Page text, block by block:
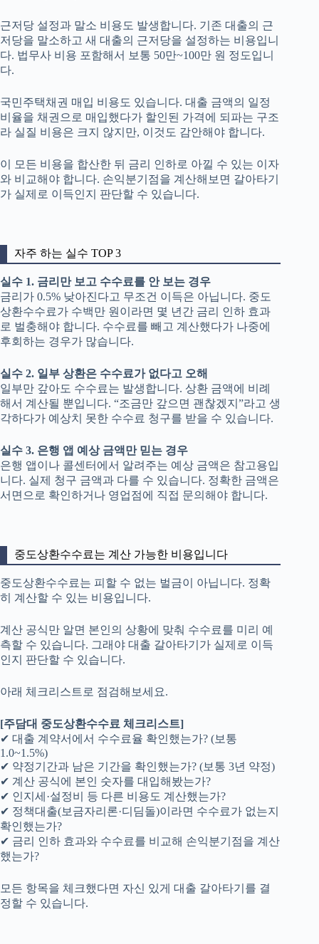
근저당 설정과 말소 비용도 발생합니다. 기존 대출의 근
저당을 말소하고 새 대출의 근저당을 설정하는 비용입니
다. 법무사 비용 포함해서 보통 50만~100만 원 정도입니
다.
국민주택채권 매입 비용도 있습니다. 대출 금액의 일정
비율을 채권으로 매입했다가 할인된 가격에 되파는 구조
라 실질 비용은 크지 않지만, 이것도 감안해야 합니다.
이 모든 비용을 합산한 뒤 금리 인하로 아낄 수 있는 이자
와 비교해야 합니다. 손익분기점을 계산해보면 갈아타기
가 실제로 이득인지 판단할 수 있습니다.
자주 하는 실수 TOP 3
실수 1. 금리만 보고 수수료를 안 보는 경우
금리가 0.5% 낮아진다고 무조건 이득은 아닙니다. 중도
상환수수료가 수백만 원이라면 몇 년간 금리 인하 효과
로 벌충해야 합니다. 수수료를 빼고 계산했다가 나중에
후회하는 경우가 많습니다.
실수 2. 일부 상환은 수수료가 없다고 오해
일부만 갚아도 수수료는 발생합니다. 상환 금액에 비례
해서 계산될 뿐입니다. “조금만 갚으면 괜찮겠지”라고 생
각하다가 예상치 못한 수수료 청구를 받을 수 있습니다.
실수 3. 은행 앱 예상 금액만 믿는 경우
은행 앱이나 콜센터에서 알려주는 예상 금액은 참고용입
니다. 실제 청구 금액과 다를 수 있습니다. 정확한 금액은
서면으로 확인하거나 영업점에 직접 문의해야 합니다.
중도상환수수료는 계산 가능한 비용입니다
중도상환수수료는 피할 수 없는 벌금이 아닙니다. 정확
히 계산할 수 있는 비용입니다.
계산 공식만 알면 본인의 상황에 맞춰 수수료를 미리 예
측할 수 있습니다. 그래야 대출 갈아타기가 실제로 이득
인지 판단할 수 있습니다.
아래 체크리스트로 점검해보세요.
[주담대 중도상환수수료 체크리스트]
✔ 대출 계약서에서 수수료율 확인했는가? (보통
1.0~1.5%)
✔ 약정기간과 남은 기간을 확인했는가? (보통 3년 약정)
✔ 계산 공식에 본인 숫자를 대입해봤는가?
✔ 인지세·설정비 등 다른 비용도 계산했는가?
✔ 정책대출(보금자리론·디딤돌)이라면 수수료가 없는지
확인했는가?
✔ 금리 인하 효과와 수수료를 비교해 손익분기점을 계산
했는가?
모든 항목을 체크했다면 자신 있게 대출 갈아타기를 결
정할 수 있습니다.